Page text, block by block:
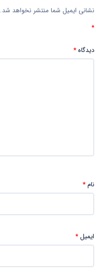
نشانی ایمیل شما منتشر نخواهد شد.
*
دیدگاه*
نام*
ایمیل*